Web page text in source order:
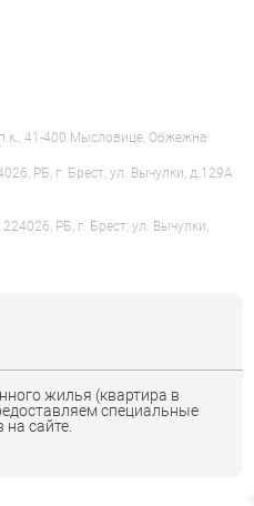
41-400 Мысловице, Обжежна
РБ, г. Брест, ул. Вычулки, д.129А
РБ, г. Брест, ул. Вычулки,
жилья (квартира в
специальные
сайте.